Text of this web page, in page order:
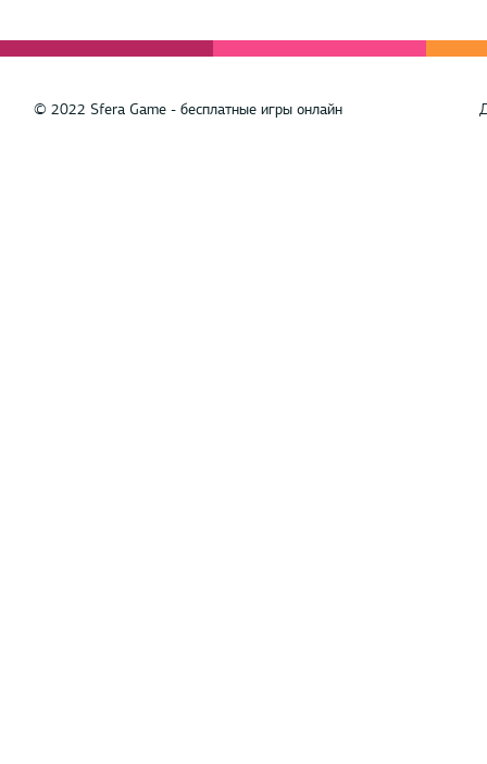
© 2022 Sfera Game - бесплатные игры онлайн